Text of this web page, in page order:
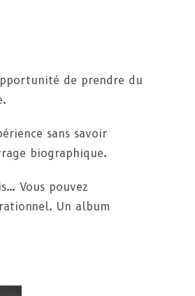
de prendre du
sans savoir
biographique.
Vous pouvez
Un album